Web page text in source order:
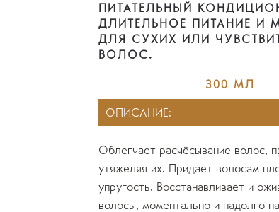
ПИТАТЕЛЬНЫЙ
ДЛИТЕЛЬНОЕ ПИТАНИЕ И
ДЛЯ СУХИХ ИЛИ
ВОЛОС.
300 МЛ
ОПИСАНИЕ:
Облегчает расчёсывание волос,
утяжеляя их. Придает волосам
упругость. Восстанавливает и
волосы, моментально и надолго